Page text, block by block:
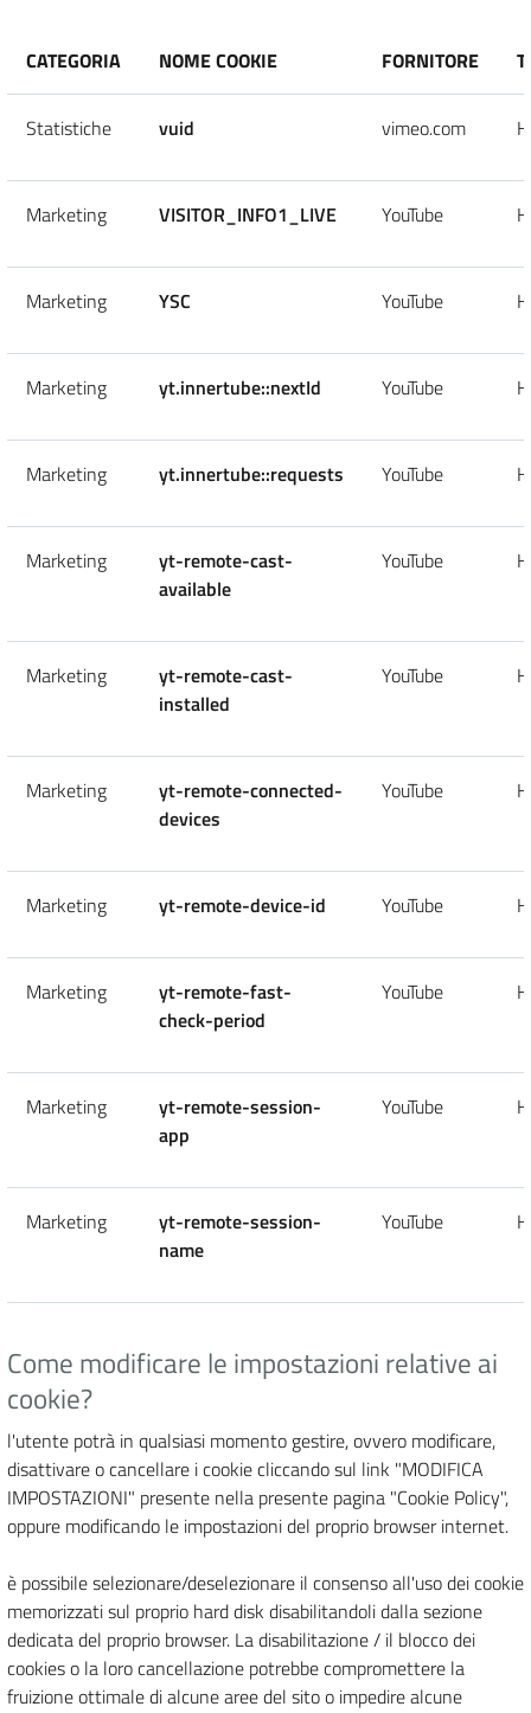
CATEGORIA NOME COOKIE FORNITORE
Statistiche vuid vimeo.com
Marketing VISITOR_INFO1_LIVE YouTube
Marketing YSC YouTube
Marketing yt.innertube::nextId YouTube
Marketing yt.innertube::requests YouTube
Marketing
yt-remote-cast-
available
YouTube
Marketing
yt-remote-cast-
installed
YouTube
Marketing
yt-remote-connected-
devices
YouTube
Marketing yt-remote-device-id YouTube
Marketing
yt-remote-fast-
check-period
YouTube
Marketing
yt-remote-session-
app
YouTube
Marketing
yt-remote-session-
name
YouTube
Come modificare le impostazioni relative ai
cookie?
l'utente potrà in qualsiasi momento gestire, ovvero modificare,
disattivare o cancellare i cookie cliccando sul link "MODIFICA
IMPOSTAZIONI" presente nella presente pagina "Cookie Policy",
oppure modificando le impostazioni del proprio browser internet.
è possibile selezionare/deselezionare il consenso all'uso dei cookie
memorizzati sul proprio hard disk disabilitandoli dalla sezione
dedicata del proprio browser. La disabilitazione / il blocco dei
cookies o la loro cancellazione potrebbe compromettere la
fruizione ottimale di alcune aree del sito o impedire alcune